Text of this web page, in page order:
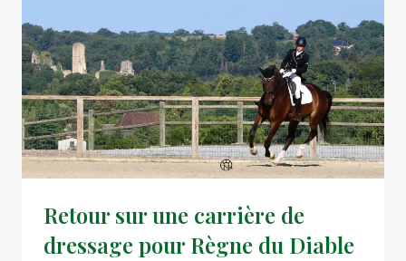
POUR
BEAU
CŒUR
ET
MATHILDE.
Retour sur une carrière de
dressage pour Règne du Diable